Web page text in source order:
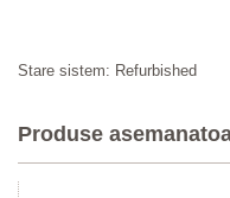
Stare sistem: Refurbished
Produse